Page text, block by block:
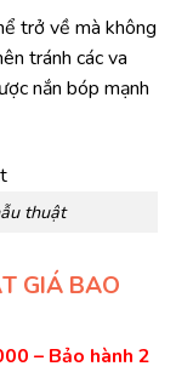
trở về mà không
tránh các va
nắn bóp mạnh
thuật
GIÁ BAO
– Bảo hành 2